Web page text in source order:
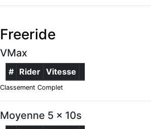
Freeride
VMax
# Rider Vitesse
Classement Complet
Moyenne 5 x 10s